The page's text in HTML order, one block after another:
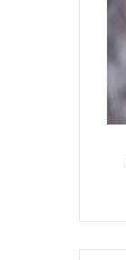
к
т
о
и